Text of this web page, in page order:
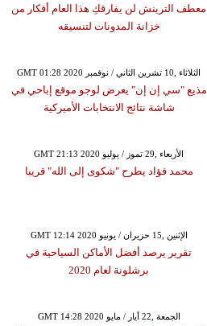
معطف الترينش لن يفارقكِ هذا العام أفكار من
خزانة المدونات لتنسيقه
GMT 01:28 2020 الثلاثاء ,10 تشرين الثاني / نوفمبر
مذيع "سي إن إن" يعرض لوجو موقع إباحي في
شاشة نتائج الانتخابات الأميركية
GMT 21:13 2020 الأربعاء ,29 تموز / يوليو
محمد فؤاد يطرح "شكوى إلى الله" قريبا
GMT 12:14 2020 الإثنين ,15 حزيران / يونيو
تقرير يرصد أفضل الأماكن السياحية في
برشلونة لعام 2020
GMT 14:28 2020 الجمعة ,22 أيار / مايو